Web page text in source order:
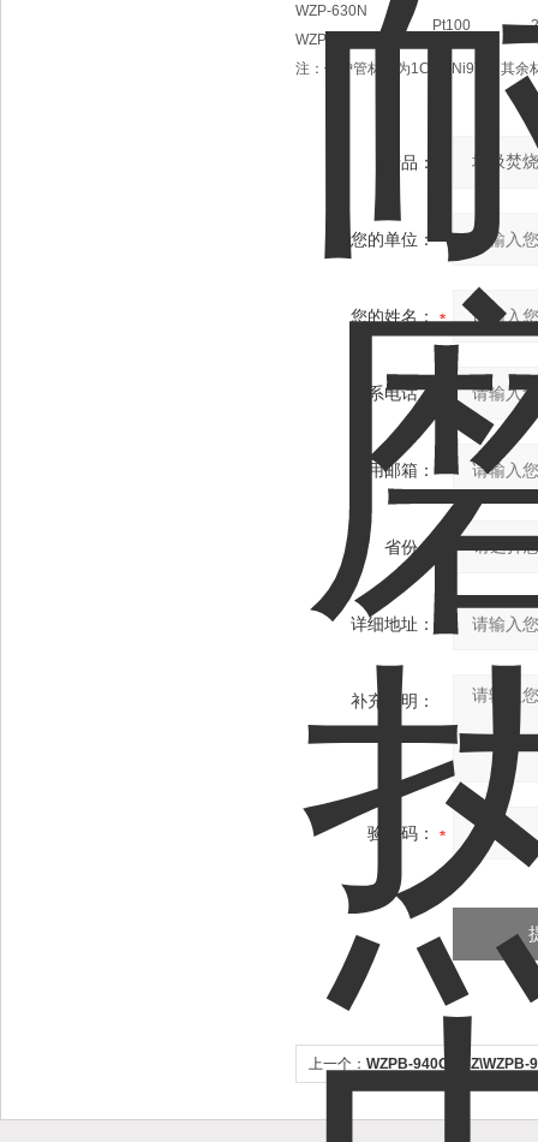
WZP-630N
WZP2—630N
Pt100 -
注：保护管材质为1Cr18Ni9Ti，其余
产品：
您的单位：
您的姓名：
联系电话：
常用邮箱：
省份：
详细地址：
补充说明：
验证码：
上一个： WZPB-940GMSZ\WZPB-